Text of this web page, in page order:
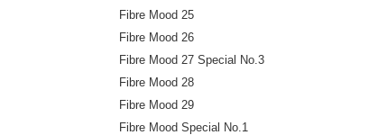
Fibre Mood 25
Fibre Mood 26
Fibre Mood 27 Special No.3
Fibre Mood 28
Fibre Mood 29
Fibre Mood Special No.1